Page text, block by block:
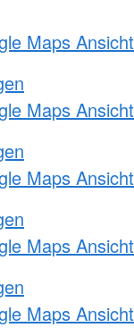
Maps Ansicht
Maps Ansicht
Maps Ansicht
Maps Ansicht
Maps Ansicht